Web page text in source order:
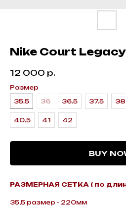
Nike Court
12 000 р.
Размер
35.5
36 36.5 37.5 38
40.5 41 42
BUY
РАЗМЕРНАЯ СЕТКА ( по
35,5 размер - 220мм